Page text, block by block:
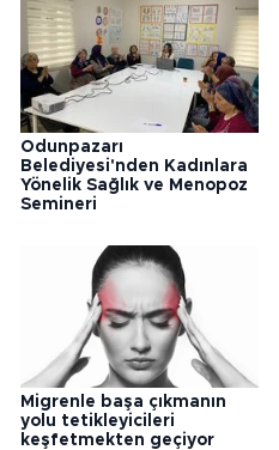
Odunpazarı
Belediyesi'nden Kadınlara
Yönelik Sağlık ve Menopoz
Semineri
Migrenle başa çıkmanın
yolu tetikleyicileri
keşfetmekten geçiyor